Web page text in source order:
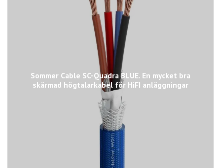
Sommer Cable SC-Quadra BLUE. En mycket bra
skärmad högtalarkabel för HiFI anläggningar